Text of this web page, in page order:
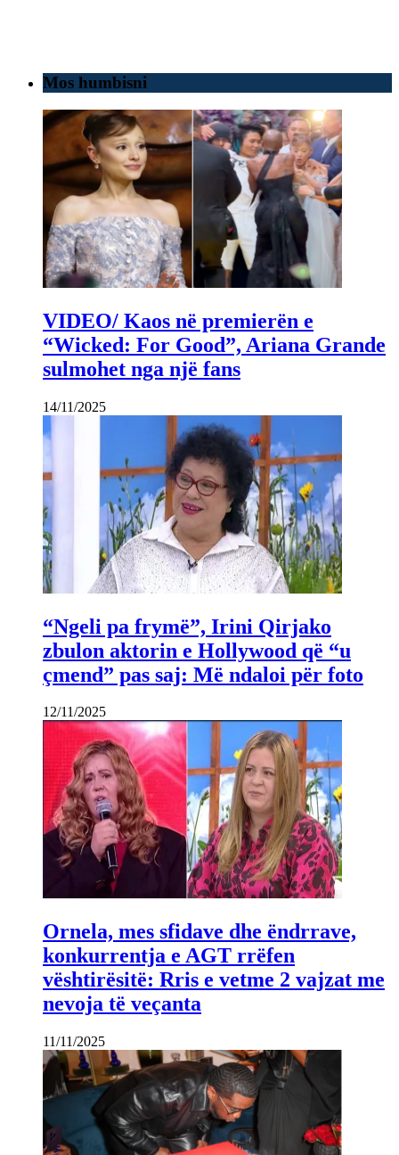
Mos humbisni
VIDEO/ Kaos në premierën e
“Wicked: For Good”, Ariana Grande
sulmohet nga një fans
14/11/2025
“Ngeli pa frymë”, Irini Qirjako
zbulon aktorin e Hollywood që “u
çmend” pas saj: Më ndaloi për foto
12/11/2025
Ornela, mes sfidave dhe ëndrrave,
konkurrentja e AGT rrëfen
vështirësitë: Rris e vetme 2 vajzat me
nevoja të veçanta
11/11/2025